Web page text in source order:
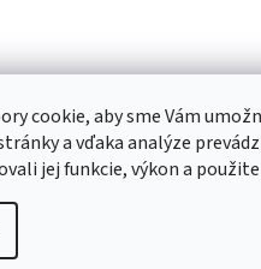
cookie, aby sme Vám
a vďaka analýze
jej funkcie, výkon a